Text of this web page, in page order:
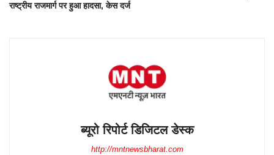
राष्ट्रीय राजमार्ग पर हुआ हादसा, केस दर्ज
ब्यूरो रिपोर्ट डिजिटल डेस्क
http://mntnewsbharat.com